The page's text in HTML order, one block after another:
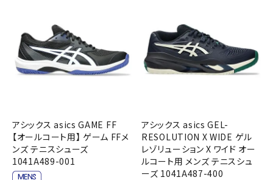
アシックス asics GAME FF
【オールコート用】 ゲーム FFメ
ンズ テニスシューズ
1041A489-001
アシックス asics GEL-
RESOLUTION X WIDE ゲル
レゾリューション X ワイド オー
ルコート用 メンズ テニスシュ
ーズ 1041A487-400